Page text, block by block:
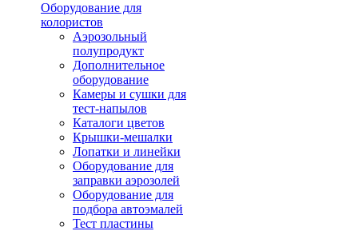
Оборудование для
колористов
Аэрозольный
полупродукт
Дополнительное
оборудование
Камеры и сушки для
тест-напылов
Каталоги цветов
Крышки-мешалки
Лопатки и линейки
Оборудование для
заправки аэрозолей
Оборудование для
подбора автоэмалей
Тест пластины